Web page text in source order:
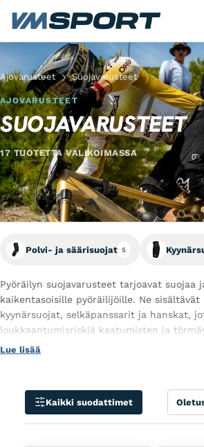
Siirry sisältöön
Ajovarusteet Suojavarusteet
AJOVARUSTEET
SUOJAVARUSTEET
17 TUOTETTA VALIKOIMASSA
Polvi- ja säärisuojat 5
Pyöräilyn suojavarusteet tarjoavat suojaa
kaikentasoisille pyöräilijöille. Ne
kyynärsuojat, selkäpanssarit ja hanskat,
loukkaantumisriskiä kaatumisten ja
Suojavarusteet ovat kevyitä, mukavia ja
Lue lisää
Kaikki suodattimet
Lajittele